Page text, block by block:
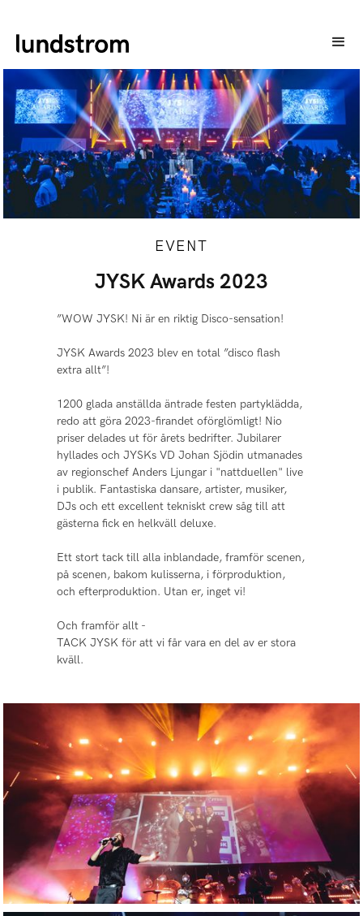
EVENT
JYSK Awards 2023
”WOW JYSK! Ni är en riktig Disco-sensation!
JYSK Awards 2023 blev en total ”disco flash
extra allt”!
1200 glada anställda äntrade festen partyklädda,
redo att göra 2023-firandet oförglömligt! Nio
priser delades ut för årets bedrifter. Jubilarer
hyllades och JYSKs VD Johan Sjödin utmanades
av regionschef Anders Ljungar i "nattduellen" live
i publik. Fantastiska dansare, artister, musiker,
DJs och ett excellent tekniskt crew såg till att
gästerna fick en helkväll deluxe.
Ett stort tack till alla inblandade, framför scenen,
på scenen, bakom kulisserna, i förproduktion,
och efterproduktion. Utan er, inget vi!
Och framför allt -
TACK JYSK för att vi får vara en del av er stora
kväll.